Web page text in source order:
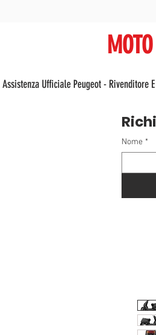
MOTO
Assistenza Ufficiale Peugeot - Rivenditore
Nome *